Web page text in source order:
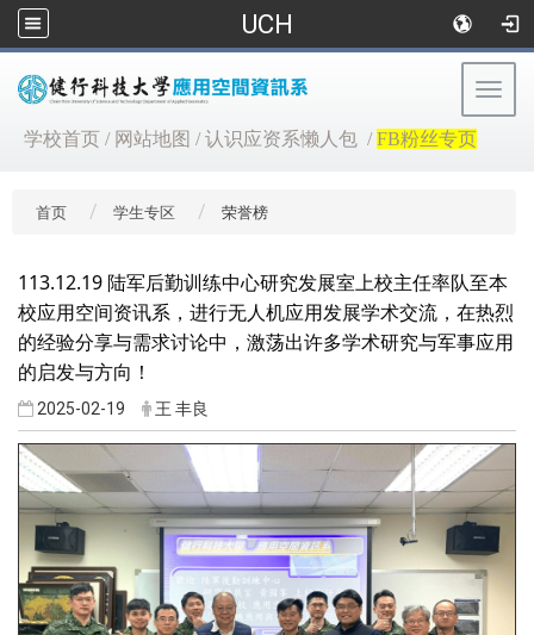
UCH
学校首页 / 网站地图 /认识应资系懒人包 /FB粉丝专页
首页 学生专区 荣誉榜
113.12.19 陆军后勤训练中心研究发展室上校主任率队至本
校应用空间资讯系，进行无人机应用发展学术交流，在热烈
的经验分享与需求讨论中，激荡出许多学术研究与军事应用
的启发与方向！
2025-02-19 王 丰良